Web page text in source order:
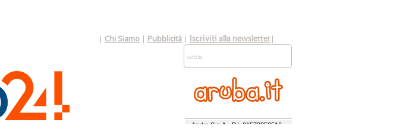
| Chi Siamo | Pubblicità | Iscriviti alla newsletter |